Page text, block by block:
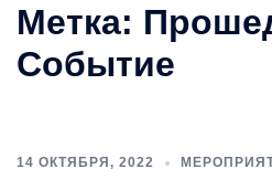
Метка:
Событие
14 ОКТЯБРЯ, 2022